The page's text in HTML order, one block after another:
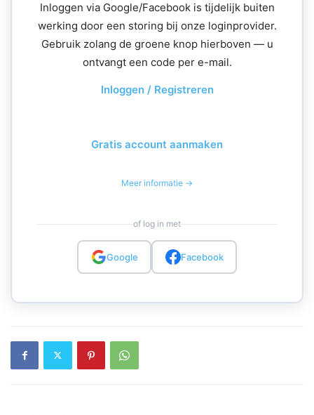
Inloggen via Google/Facebook is tijdelijk buiten
werking door een storing bij onze loginprovider.
Gebruik zolang de groene knop hierboven — u
ontvangt een code per e-mail.
Inloggen / Registreren
Gratis account aanmaken
Meer informatie →
of log in met
Google Facebook